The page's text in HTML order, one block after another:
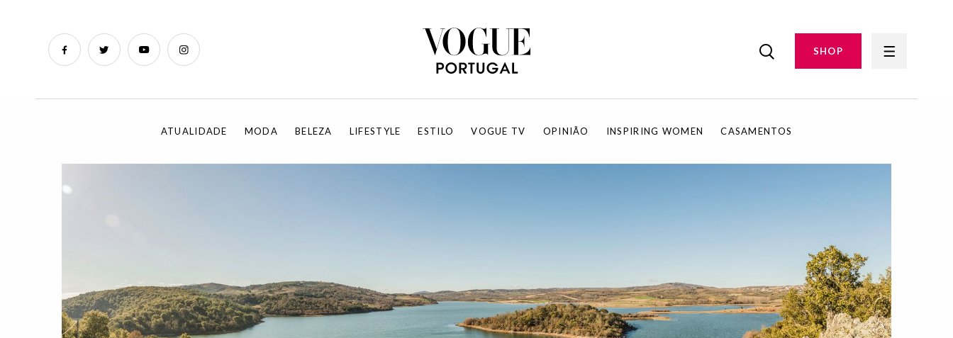
SHOP
ATUALIDADE MODA BELEZA LIFESTYLE ESTILO VOGUE TV OPINIÃO INSPIRING WOMEN CASAMENTOS